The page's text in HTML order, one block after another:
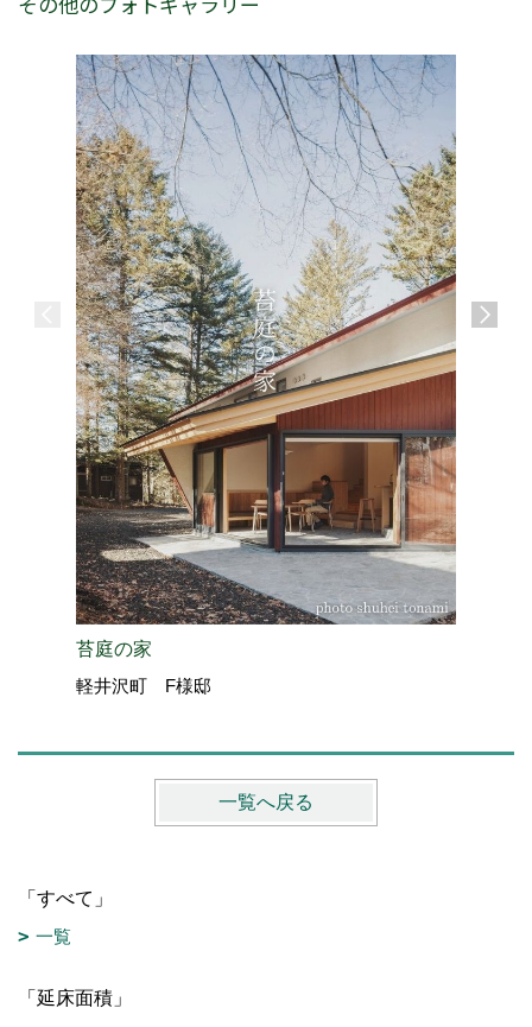
苔庭の家
軽井沢町 F様邸
一覧へ戻る
「すべて」
一覧
「延床面積」